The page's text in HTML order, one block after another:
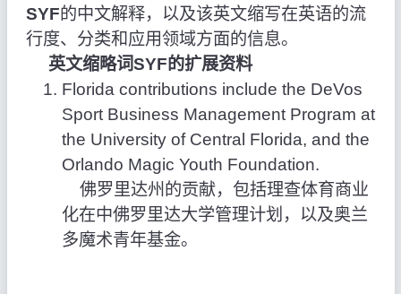
SYF的中文解释，以及该英文缩写在英语的流
行度、分类和应用领域方面的信息。
英文缩略词SYF的扩展资料
Florida contributions include the DeVos
Sport Business Management Program at
the University of Central Florida, and the
Orlando Magic Youth Foundation.
佛罗里达州的贡献，包括理查体育商业
化在中佛罗里达大学管理计划，以及奥兰
多魔术青年基金。